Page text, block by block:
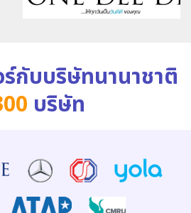
กับบริษัทนานาชาติ
บริษัท